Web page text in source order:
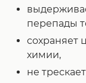
перепады
сохраняет
химии,
не